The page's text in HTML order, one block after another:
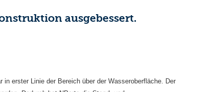
ausgebessert.
erster Linie der Bereich über der Wasseroberfläche. Der